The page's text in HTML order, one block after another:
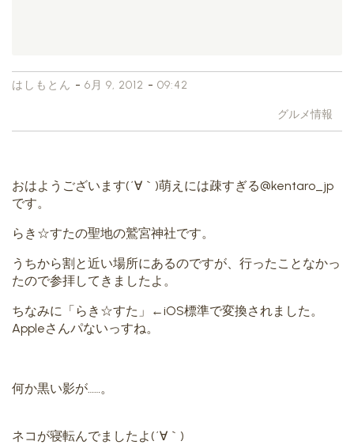
はしもとん - 6月 9, 2012 - 09:42
グルメ情報
おはようございます(´∀｀)萌えには疎すぎる@kentaro_jp
です。
らき☆すたの聖地の鷲宮神社です。
うちから割と近い場所にあるのですが、行ったことなかっ
たので参拝してきましたよ。
ちなみに「らき☆すた」←iOS標準で変換されました。
Appleさんパないっすね。
何か黒い影が……。
ネコが寝転んでましたよ(´∀｀)